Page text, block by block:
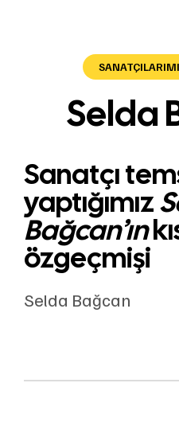
Selda
Sanatçı
yaptığımız
Bağcan’ın
özgeçmişi
Selda Bağcan